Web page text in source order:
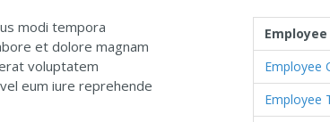
modi tempora
et dolore magnam
voluptatem
eum iure reprehende
Employee
Employee
Employee